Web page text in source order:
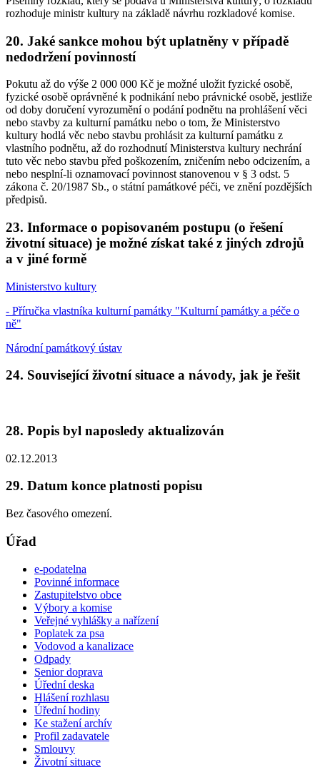
rozhoduje ministr kultury na základě návrhu rozkladové komise.
20. Jaké sankce mohou být uplatněny v případě
nedodržení povinností
Pokutu až do výše 2 000 000 Kč je možné uložit fyzické osobě,
fyzické osobě oprávněné k podnikání nebo právnické osobě, jestliže
od doby doručení vyrozumění o podání podnětu na prohlášení věci
nebo stavby za kulturní památku nebo o tom, že Ministerstvo
kultury hodlá věc nebo stavbu prohlásit za kulturní památku z
vlastního podnětu, až do rozhodnutí Ministerstva kultury nechrání
tuto věc nebo stavbu před poškozením, zničením nebo odcizením, a
nebo nesplní-li oznamovací povinnost stanovenou v § 3 odst. 5
zákona č. 20/1987 Sb., o státní památkové péči, ve znění pozdějších
předpisů.
23. Informace o popisovaném postupu (o řešení
životní situace) je možné získat také z jiných zdrojů
a v jiné formě
Ministerstvo kultury
- Příručka vlastníka kulturní památky "Kulturní památky a péče o
ně"
Národní památkový ústav
24. Související životní situace a návody, jak je řešit
28. Popis byl naposledy aktualizován
02.12.2013
29. Datum konce platnosti popisu
Bez časového omezení.
Úřad
e-podatelna
Povinné informace
Zastupitelstvo obce
Výbory a komise
Veřejné vyhlášky a nařízení
Poplatek za psa
Vodovod a kanalizace
Odpady
Senior doprava
Úřední deska
Hlášení rozhlasu
Úřední hodiny
Ke stažení archív
Profil zadavatele
Smlouvy
Životní situace